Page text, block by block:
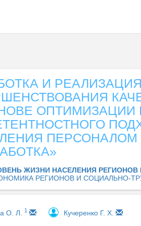
И
ОПТИМИЗАЦИИ
ПЕРСОНАЛОМ
ЖИЗНИ НАСЕЛЕНИЯ РЕГИОНОВ
РЕГИОНОВ И СОЦИАЛЬНО-
О. Л. 1 Кучеренко Г. Х.